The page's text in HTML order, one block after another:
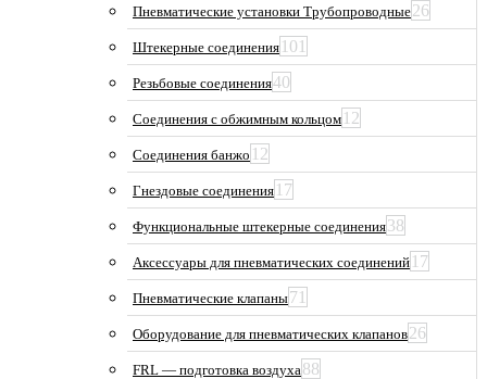
Пневматические установки Трубопроводные26
Штекерные соединения 101
Резьбовые соединения40
Соединения с обжимным кольцом 12
Соединения банжо 12
Гнездовые соединения 17
Функциональные штекерные соединения38
Аксессуары для пневматических соединений 17
Пневматические клапаны71
Оборудование для пневматических клапанов26
FRL — подготовка воздуха88